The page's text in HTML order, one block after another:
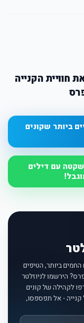
חוויית הקנייה
ביותר שקונים
הצטרף לקבוצת WhatsApp שקטה עם דילים
ביותר, הטיפים
הירשמו לניוזלטר
לקהילה של קונים
קנייה - אל תפספסו,